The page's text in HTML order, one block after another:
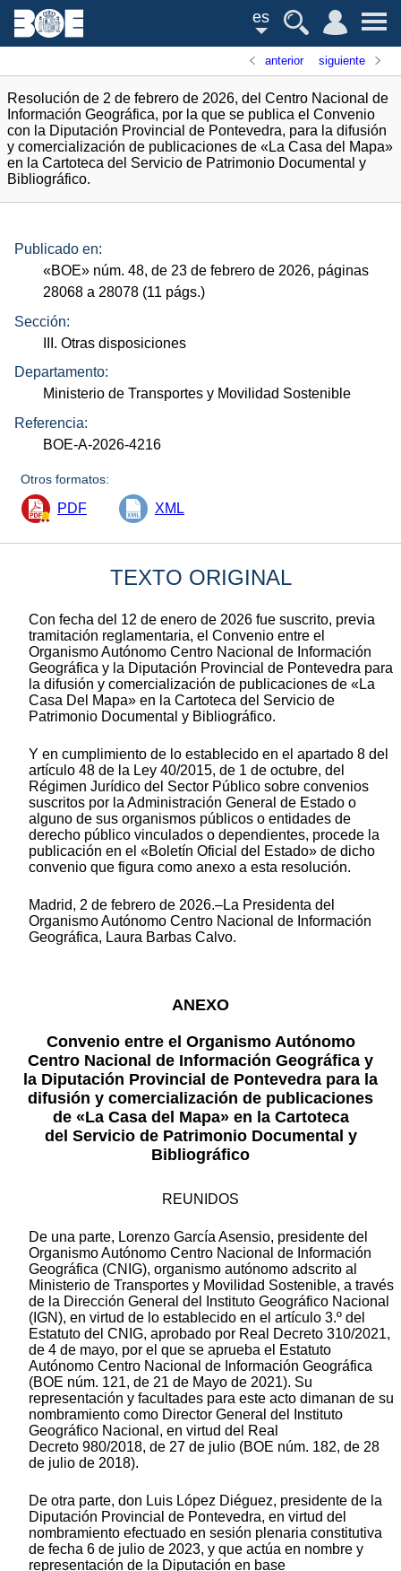
es
anterior siguiente
Resolución de 2 de febrero de 2026, del Centro Nacional de
Información Geográfica, por la que se publica el Convenio
con la Diputación Provincial de Pontevedra, para la difusión
y comercialización de publicaciones de «La Casa del Mapa»
en la Cartoteca del Servicio de Patrimonio Documental y
Bibliográfico.
Publicado en:
«BOE» núm. 48, de 23 de febrero de 2026, páginas
28068 a 28078 (11 págs.)
Sección:
III. Otras disposiciones
Departamento:
Ministerio de Transportes y Movilidad Sostenible
Referencia:
BOE-A-2026-4216
Otros formatos:
PDF XML
TEXTO ORIGINAL
Con fecha del 12 de enero de 2026 fue suscrito, previa
tramitación reglamentaria, el Convenio entre el
Organismo Autónomo Centro Nacional de Información
Geográfica y la Diputación Provincial de Pontevedra para
la difusión y comercialización de publicaciones de «La
Casa Del Mapa» en la Cartoteca del Servicio de
Patrimonio Documental y Bibliográfico.
Y en cumplimiento de lo establecido en el apartado 8 del
artículo 48 de la Ley 40/2015, de 1 de octubre, del
Régimen Jurídico del Sector Público sobre convenios
suscritos por la Administración General de Estado o
alguno de sus organismos públicos o entidades de
derecho público vinculados o dependientes, procede la
publicación en el «Boletín Oficial del Estado» de dicho
convenio que figura como anexo a esta resolución.
Madrid, 2 de febrero de 2026.–La Presidenta del
Organismo Autónomo Centro Nacional de Información
Geográfica, Laura Barbas Calvo.
ANEXO
Convenio entre el Organismo Autónomo
Centro Nacional de Información Geográfica y
la Diputación Provincial de Pontevedra para la
difusión y comercialización de publicaciones
de «La Casa del Mapa» en la Cartoteca
del Servicio de Patrimonio Documental y
Bibliográfico
REUNIDOS
De una parte, Lorenzo García Asensio, presidente del
Organismo Autónomo Centro Nacional de Información
Geográfica (CNIG), organismo autónomo adscrito al
Ministerio de Transportes y Movilidad Sostenible, a través
de la Dirección General del Instituto Geográfico Nacional
(IGN), en virtud de lo establecido en el artículo 3.º del
Estatuto del CNIG, aprobado por Real Decreto 310/2021,
de 4 de mayo, por el que se aprueba el Estatuto
Autónomo Centro Nacional de Información Geográfica
(BOE núm. 121, de 21 de Mayo de 2021). Su
representación y facultades para este acto dimanan de su
nombramiento como Director General del Instituto
Geográfico Nacional, en virtud del Real
Decreto 980/2018, de 27 de julio (BOE núm. 182, de 28
de julio de 2018).
De otra parte, don Luis López Diéguez, presidente de la
Diputación Provincial de Pontevedra, en virtud del
nombramiento efectuado en sesión plenaria constitutiva
de fecha 6 de julio de 2023, y que actúa en nombre y
representación de la Diputación en base